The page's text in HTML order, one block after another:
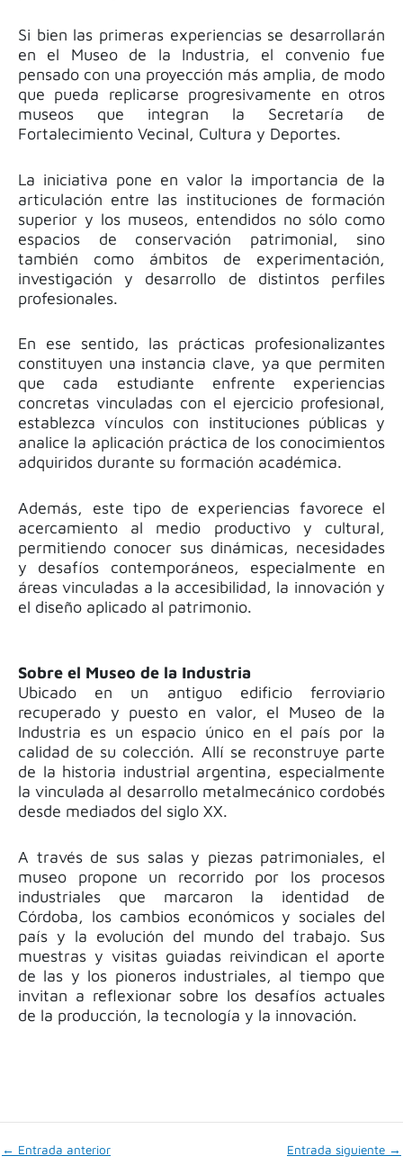
Si bien las primeras experiencias se desarrollarán
en el Museo de la Industria, el convenio fue
pensado con una proyección más amplia, de modo
que pueda replicarse progresivamente en otros
museos que integran la Secretaría de
Fortalecimiento Vecinal, Cultura y Deportes.
La iniciativa pone en valor la importancia de la
articulación entre las instituciones de formación
superior y los museos, entendidos no sólo como
espacios de conservación patrimonial, sino
también como ámbitos de experimentación,
investigación y desarrollo de distintos perfiles
profesionales.
En ese sentido, las prácticas profesionalizantes
constituyen una instancia clave, ya que permiten
que cada estudiante enfrente experiencias
concretas vinculadas con el ejercicio profesional,
establezca vínculos con instituciones públicas y
analice la aplicación práctica de los conocimientos
adquiridos durante su formación académica.
Además, este tipo de experiencias favorece el
acercamiento al medio productivo y cultural,
permitiendo conocer sus dinámicas, necesidades
y desafíos contemporáneos, especialmente en
áreas vinculadas a la accesibilidad, la innovación y
el diseño aplicado al patrimonio.
Sobre el Museo de la Industria
Ubicado en un antiguo edificio ferroviario
recuperado y puesto en valor, el Museo de la
Industria es un espacio único en el país por la
calidad de su colección. Allí se reconstruye parte
de la historia industrial argentina, especialmente
la vinculada al desarrollo metalmecánico cordobés
desde mediados del siglo XX.
A través de sus salas y piezas patrimoniales, el
museo propone un recorrido por los procesos
industriales que marcaron la identidad de
Córdoba, los cambios económicos y sociales del
país y la evolución del mundo del trabajo. Sus
muestras y visitas guiadas reivindican el aporte
de las y los pioneros industriales, al tiempo que
invitan a reflexionar sobre los desafíos actuales
de la producción, la tecnología y la innovación.
← Entrada anterior Entrada siguiente →